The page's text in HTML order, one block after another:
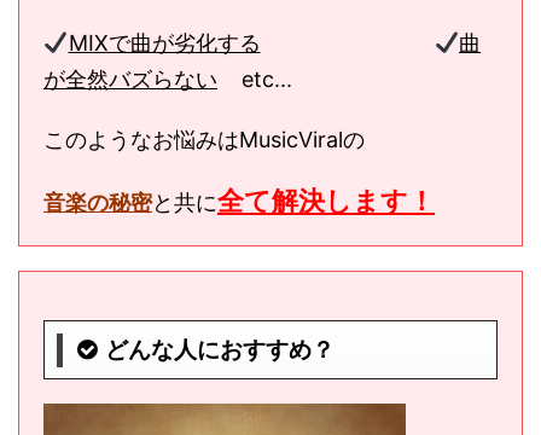
MIXで曲が劣化する
曲
が全然バズらない etc...
このようなお悩みはMusicViralの
音楽の秘密と共に全て解決します！
どんな人におすすめ？